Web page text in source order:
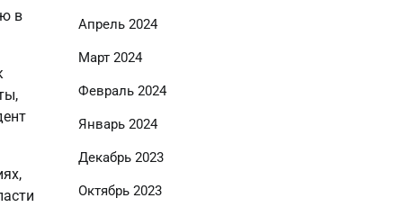
в
Апрель 2024
Март 2024
Февраль 2024
Январь 2024
Декабрь 2023
Октябрь 2023